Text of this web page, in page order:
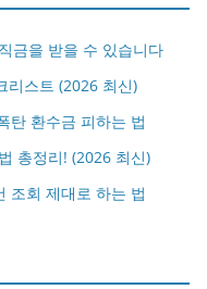
금을 받을 수 있습니다
리스트 (2026 최신)
탄 환수금 피하는 법
총정리! (2026 최신)
조회 제대로 하는 법